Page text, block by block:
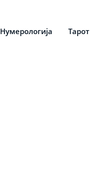
Нумерологија Тарот